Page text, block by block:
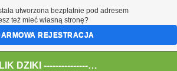
ALIK DZIKI --------------------------------> All Audio
utworzona bezpłatnie pod adresem
też mieć własną stronę?
REJESTRACJA